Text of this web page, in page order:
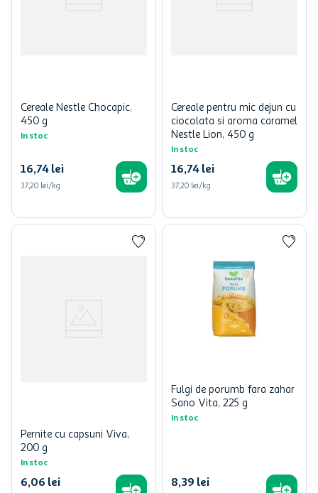
Cereale Nestle Chocapic,
450 g
In stoc
16,74 lei
37,20 lei/kg
Cereale pentru mic dejun cu
ciocolata si aroma caramel
Nestle Lion, 450 g
In stoc
16,74 lei
37,20 lei/kg
Pernite cu capsuni Viva,
200 g
In stoc
6,06 lei
Fulgi de porumb fara zahar
Sano Vita, 225 g
In stoc
8,39 lei